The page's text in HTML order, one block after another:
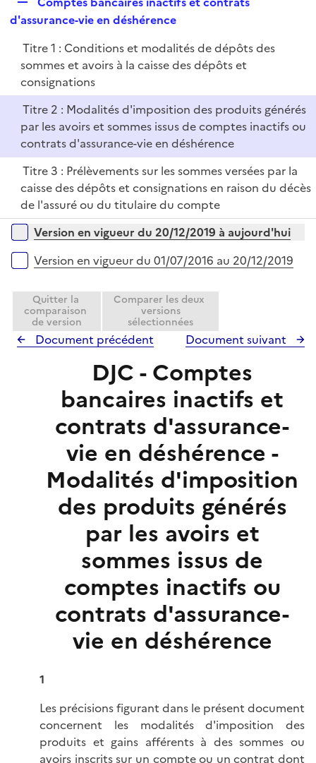
e
r
e
l
i
e
r
d'assurance-vie en déshérence
Titre 1 : Conditions et modalités de dépôts des
sommes et avoirs à la caisse des dépôts et
consignations
Titre 2 : Modalités d'imposition des produits générés
par les avoirs et sommes issus de comptes inactifs ou
contrats d'assurance-vie en déshérence
Titre 3 : Prélèvements sur les sommes versées par la
caisse des dépôts et consignations en raison du décès
de l'assuré ou du titulaire du compte
Versions sur la période
Version en vigueur du 20/12/2019 à aujourd'hui
Version en vigueur du 01/07/2016 au 20/12/2019
Quitter la
comparaison
de version
Comparer les deux
versions
sélectionnées
Document précédent Document suivant
DJC - Comptes
bancaires inactifs et
contrats d'assurance-
vie en déshérence -
Modalités d'imposition
des produits générés
par les avoirs et
sommes issus de
comptes inactifs ou
contrats d'assurance-
vie en déshérence
1
Les précisions figurant dans le présent document
concernent les modalités d'imposition des
produits et gains afférents à des sommes ou
avoirs inscrits sur un compte ou un contrat dont